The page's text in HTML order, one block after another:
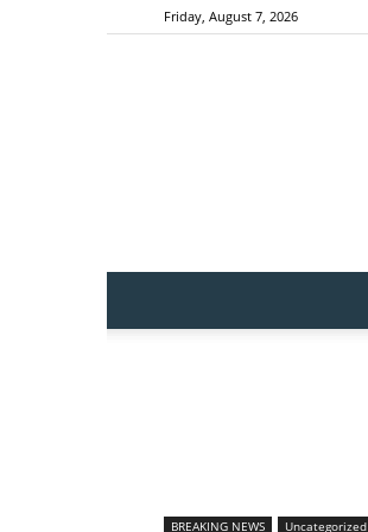
Friday, August 7, 2026
BREAKING NEWS Uncategorized